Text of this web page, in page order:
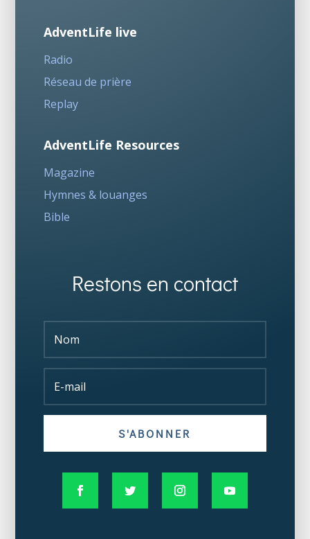
AdventLife live
Radio
Réseau de prière
Replay
AdventLife Resources
Magazine
Hymnes & louanges
Bible
Restons en contact
S'ABONNER